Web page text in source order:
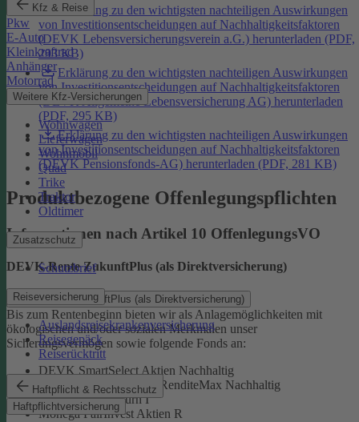
Kfz & Reise
Pkw
E-Auto
Kleinkraftrad
Anhänger
Motorrad
Weitere Kfz-Versicherungen
Wohnwagen
Lieferwagen
Wohnmobil
Quad
Trike
Traktor
Oldtimer
Zusatzschutz
Schutzbrief
Reiseversicherung
Auslandsreisekrankenversicherung
Reisegepäck
Reiserücktritt
Haftpflicht & Rechtsschutz
Haftpflichtversicherung
Erklärung zu den wichtigsten nachteiligen Auswirkungen
von Investitionsentscheidungen auf Nachhaltigkeitsfaktoren
(DEVK Lebensversicherungsverein a.G.) herunterladen (PDF,
293 KB)
Erklärung zu den wichtigsten nachteiligen Auswirkungen
von Investitionsentscheidungen auf Nachhaltigkeitsfaktoren
(DEVK Allgemeine Lebensversicherung AG) herunterladen
(PDF, 295 KB)
Erklärung zu den wichtigsten nachteiligen Auswirkungen
von Investitionsentscheidungen auf Nachhaltigkeitsfaktoren
(DEVK Pensionsfonds-AG) herunterladen (PDF, 281 KB)
Produktbezogene Offenlegungspflichten
Informationen nach Artikel 10 OffenlegungsVO
DEVK-Rente ZukunftPlus (als Direktversicherung)
DEVK-Rente ZukunftPlus (als Direktversicherung)
Bis zum Rentenbeginn bieten wir als Anlagemöglichkeiten mit
ökologischen und/oder sozialen Merkmalen unser
Sicherungsvermögen sowie folgende Fonds an:
DEVK SmartSelect Aktien Nachhaltig
DEVK-Anlagekonzept RenditeMax Nachhaltig
Lupus Alpha Return I
Monega FairInvest Aktien R